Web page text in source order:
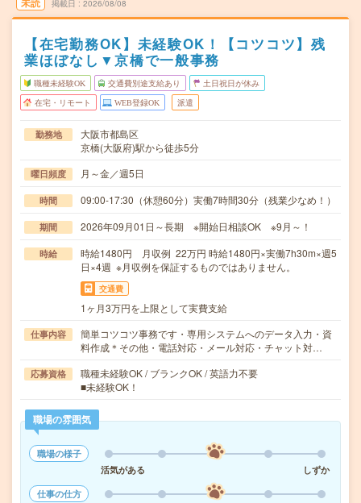
掲載日 2026/08/08
【在宅勤務OK】未経験OK！【コツコツ】残
業ほぼなし▼京橋で一般事務
職種未経験OK 交通費別途支給あり 土日祝日が休み
在宅・リモート WEB登録OK 派遣
勤務地
大阪市都島区
京橋(大阪府)駅から徒歩5分
曜日頻度 月～金／週5日
時間 09:00-17:30（休憩60分）実働7時間30分（残業少なめ！）
期間 2026年09月01日～長期 ※開始日相談OK ※9月～！
時給
時給1480円 月収例 22万円 時給1480円×実働7h30m×週5
日×4週 ※月収例を保証するものではありません。
交通費
1ヶ月3万円を上限として実費支給
仕事内容
簡単コツコツ事務です・専用システムへのデータ入力・資
料作成＊その他・電話対応・メール対応・チャット対…
応募資格
職種未経験OK / ブランクOK / 英語力不要
■未経験OK！
職場の雰囲気
職場の様子
活気がある
しずか
仕事の仕方